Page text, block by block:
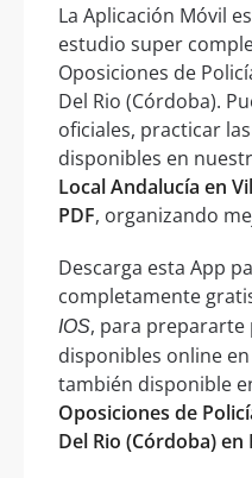
La Aplicación Móvil
estudio super
Oposiciones de
Del Rio (Córdoba).
oficiales, practicar
disponibles en
Local Andalucía en
PDF, organizando
Descarga esta App
completamente
IOS, para prepararte
disponibles online
también disponible
Oposiciones de
Del Rio (Córdoba) en